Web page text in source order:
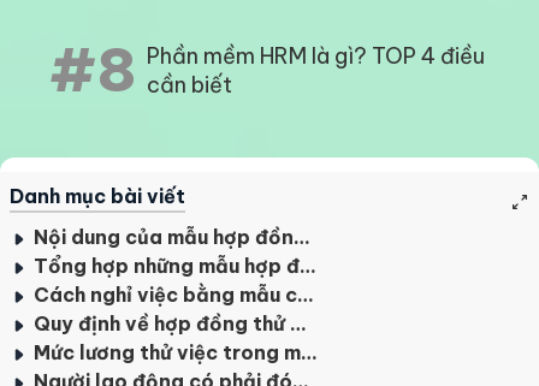
#8 Phần mềm HRM là gì? TOP 4 điều
cần biết
Danh mục bài viết
Nội dung của mẫu hợp đồng thử việc chi tiết
Tổng hợp những mẫu hợp đồng thử việc mới nhất năm 2022
Cách nghỉ việc bằng mẫu chấm dứt hợp đồng thử việc
Quy định về hợp đồng thử việc: Thời hạn hợp đồng thử việc
Mức lương thử việc trong mẫu hợp đồng thử việc theo quy định